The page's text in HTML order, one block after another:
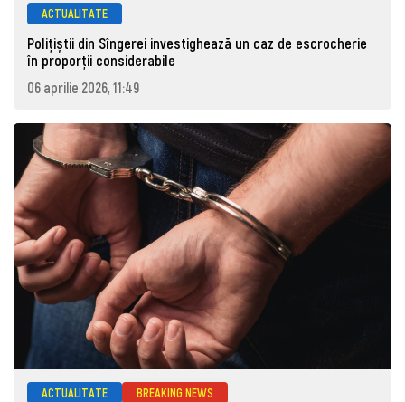
ACTUALITATE
Polițiștii din Sîngerei investighează un caz de escrocherie
în proporții considerabile
06 aprilie 2026, 11:49
ACTUALITATE BREAKING NEWS